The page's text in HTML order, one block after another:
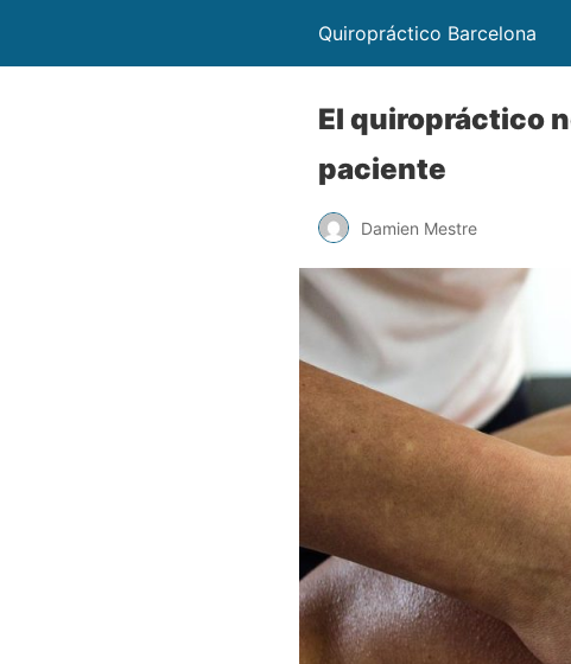
Quiropráctico Barcelona
El quiropráctico
paciente
Damien Mestre